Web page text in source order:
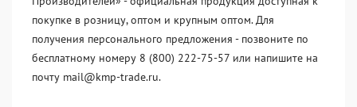
покупке в розницу, оптом и крупным оптом. Для
получения персонального предложения - позвоните по
бесплатному номеру 8 (800) 222-75-57 или напишите на
почту mail@kmp-trade.ru.